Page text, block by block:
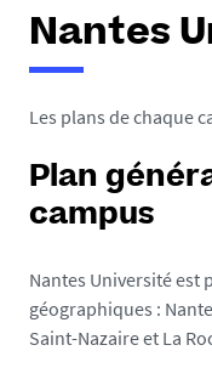
t
e
s
i
:
Nantes
Les plans de chaque
Plan
campus
Nantes Université est
géographiques :
Saint-Nazaire et La